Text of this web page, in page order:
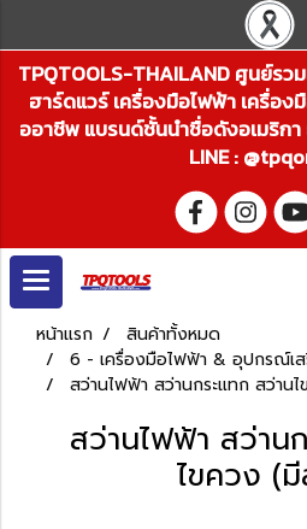
TPQTOOLS-THAILAND ศูนย์ร
ฮาร์ดแวร์ เครื่องมือไฟฟ้า เครื่อง
ออาชีพ แบรนด์ชั้นนำชื่อดังอเมริก
LINE :
หน้าแรก
สินค้าทั้งหมด
6 - เครื่องมือไฟฟ้า & อุปกรณ์เส
สว่านไฟฟ้า สว่านกระแทก สว่าน
สว่านไฟฟ้า สว่าน
ไขควง (